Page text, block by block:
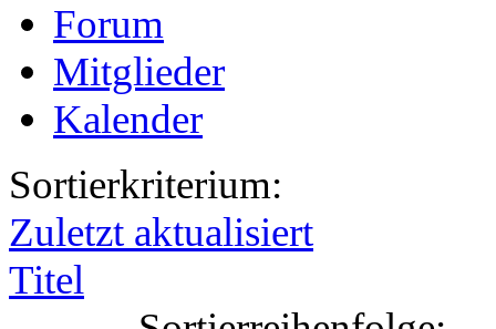
Forum
Mitglieder
Kalender
Sortierkriterium:
Zuletzt aktualisiert
Titel